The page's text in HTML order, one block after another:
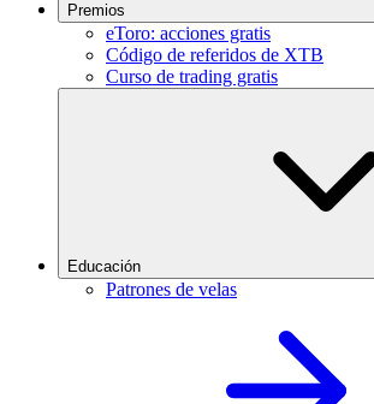
Premios
eToro: acciones gratis
Código de referidos de XTB
Curso de trading gratis
Educación
Patrones de velas